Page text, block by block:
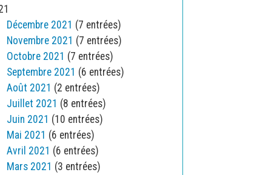
Décembre 2021 (7 entrées)
Novembre 2021 (7 entrées)
Octobre 2021 (7 entrées)
Septembre 2021 (6 entrées)
Août 2021 (2 entrées)
Juillet 2021 (8 entrées)
Juin 2021 (10 entrées)
Mai 2021 (6 entrées)
Avril 2021 (6 entrées)
Mars 2021 (3 entrées)